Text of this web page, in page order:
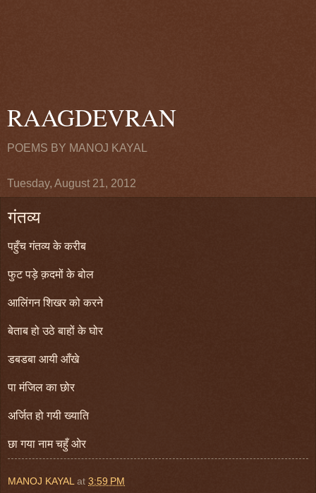
RAAGDEVRAN
POEMS BY MANOJ KAYAL
Tuesday, August 21, 2012
गंतव्य
पहुँच गंतव्य के करीब
फुट पड़े क़दमों के बोल
आलिंगन शिखर को करने
बेताब हो उठे बाहों के घोर
डबडबा आयी आँखे
पा मंजिल का छोर
अर्जित हो गयी ख्याति
छा गया नाम चहुँ ओर
MANOJ KAYAL at 3:59 PM